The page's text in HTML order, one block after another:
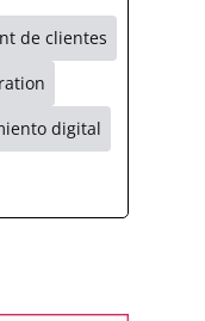
de clientes
digital